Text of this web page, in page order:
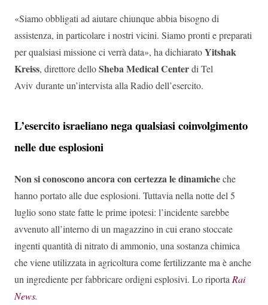
«Siamo obbligati ad aiutare chiunque abbia bisogno di
assistenza, in particolare i nostri vicini. Siamo pronti e preparati
per qualsiasi missione ci verrà data», ha dichiaratoYitshak
Kreiss, direttore delloSheba Medical Centerdi Tel
Aviv durante un’intervista alla Radio dell’esercito.
L’esercito israeliano nega qualsiasi coinvolgimento
nelle due esplosioni
Non si conoscono ancora con certezza le dinamicheche
hanno portato alle due esplosioni. Tuttavia nella notte del 5
luglio sono state fatte le prime ipotesi: l’incidente sarebbe
avvenuto all’interno di un magazzino in cui erano stoccate
ingenti quantità di nitrato di ammonio, una sostanza chimica
che viene utilizzata in agricoltura come fertilizzante ma è anche
un ingrediente per fabbricare ordigni esplosivi. Lo riporta Rai
News.